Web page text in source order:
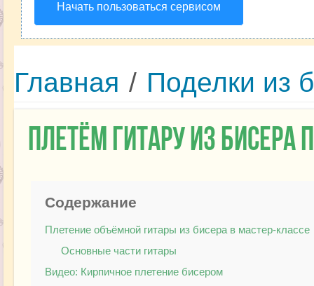
Начать пользоваться сервисом
Главная / Поделки из
Плетём гитару из бисера
Содержание
Плетение объёмной гитары из бисера в мастер-классе
Основные части гитары
Видео: Кирпичное плетение бисером